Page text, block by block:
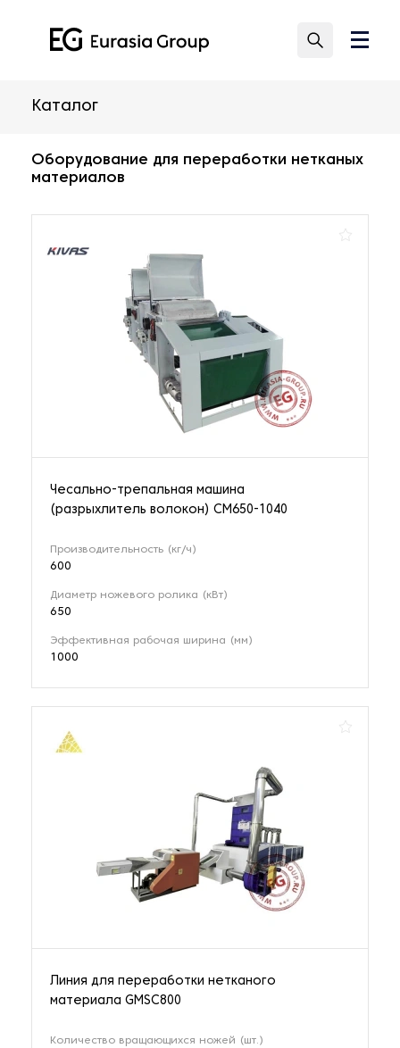
Каталог
Оборудование для переработки нетканых
материалов
Чесально-трепальная машина
(разрыхлитель волокон) CM650-1040
Производительность (кг/ч)
600
Диаметр ножевого ролика (кВт)
650
Эффективная рабочая ширина (мм)
1000
Линия для переработки нетканого
материала GMSC800
Количество вращающихся ножей (шт.)